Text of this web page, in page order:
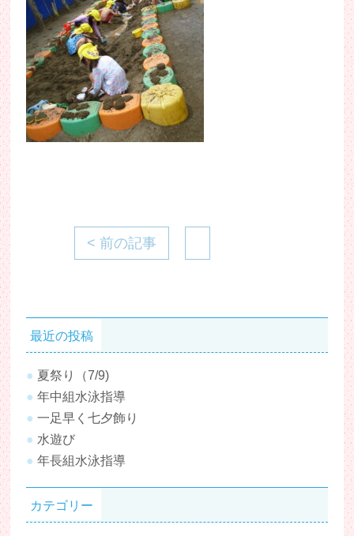
< 前の記事
最近の投稿
夏祭り（7/9)
年中組水泳指導
一足早く七夕飾り
水遊び
年長組水泳指導
カテゴリー